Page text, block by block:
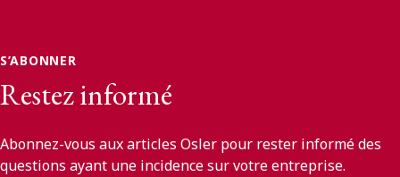
S’ABONNER
Restez informé
Abonnez-vous aux articles Osler pour rester informé des
questions ayant une incidence sur votre entreprise.